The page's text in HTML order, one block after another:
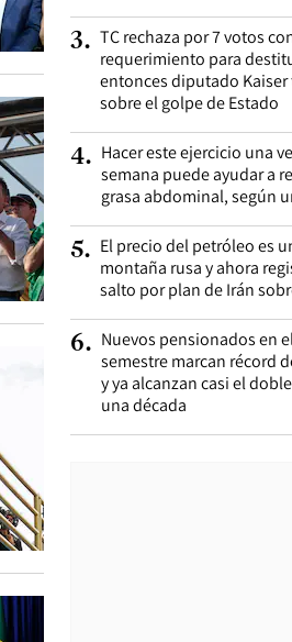
3. TC rechaza por 7 votos
requerimiento para
entonces diputado Kaiser
sobre el golpe de Estado
4. Hacer este ejercicio una
semana puede ayudar a
grasa abdominal, según
5. El precio del petróleo es
montaña rusa y ahora
salto por plan de Irán
6. Nuevos pensionados en
semestre marcan récord
y ya alcanzan casi el
una década